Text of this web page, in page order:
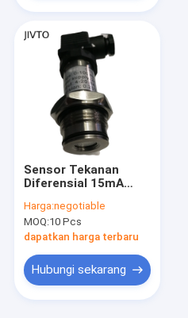
Sensor Tekanan
Diferensial 15mA
Pemancar Tekanan
Negatif NPT
Harga:negotiable
MOQ:10 Pcs
dapatkan harga terbaru
Hubungi sekarang